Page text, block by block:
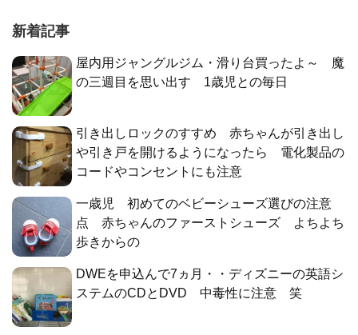
新着記事
屋内用ジャングルジム・滑り台買ったよ～ 魔
の三週目を思い出す 1歳児との毎日
引き出しロックのすすめ 赤ちゃんが引き出し
や引き戸を開けるようになったら 電化製品の
コードやコンセントにも注意
一歳児 初めてのベビーシューズ選びの注意
点 赤ちゃんのファーストシューズ よちよち
歩きからの
DWEを申込んで7ヵ月・・ディズニーの英語シ
ステムのCDとDVD 中毒性に注意 笑